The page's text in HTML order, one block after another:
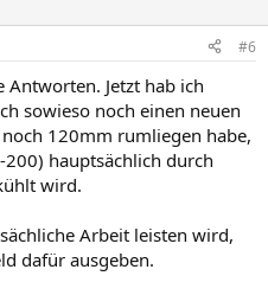
#6
Jetzt hab ich
sowieso noch einen neuen
120mm rumliegen habe,
200) hauptsächlich durch
wird.
Arbeit leisten wird,
dafür ausgeben.